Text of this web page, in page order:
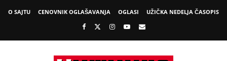
O SAJTU CENOVNIK OGLAŠAVANJA OGLASI UŽIČKA NEDELJA ČASOPIS